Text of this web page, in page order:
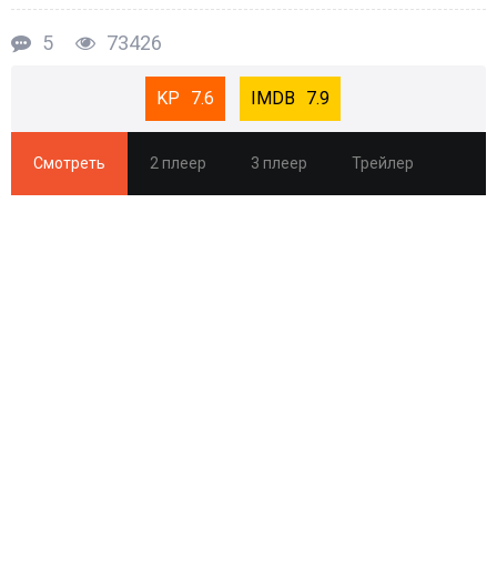
5 73426
7.6 7.9
Смотреть 2 плеер 3 плеер Трейлер